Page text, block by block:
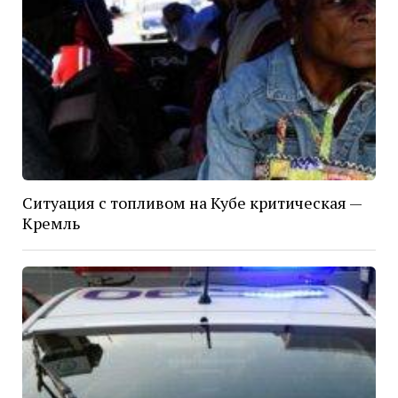
Ситуация с топливом на Кубе критическая —
Кремль